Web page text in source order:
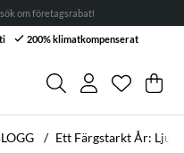
om företagsrabatt* →
200% klimatkompenserat
Antal i
. .
Ett Färgstarkt År: